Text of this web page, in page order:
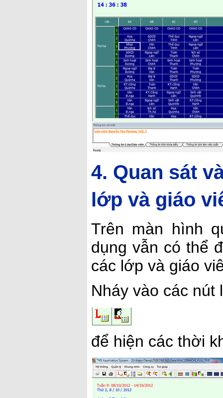
4. Quan sát
lớp và giáo
Trên màn hình
dụng vẫn có thể
các lớp và giáo
Nháy vào các nút
để hiện các thời